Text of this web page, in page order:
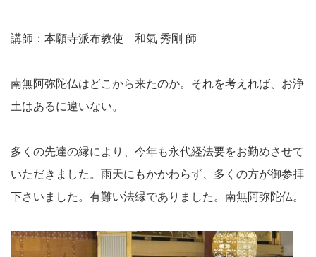
講師：本願寺派布教使 和氣 秀剛 師
南無阿弥陀仏はどこから来たのか。それを考えれば、お浄
土はあるに違いない。
多くの先達の縁により、今年も永代経法要をお勤めさせて
いただきました。雨天にもかかわらず、多くの方が御参拝
下さいました。有難い法縁でありました。南無阿弥陀仏。